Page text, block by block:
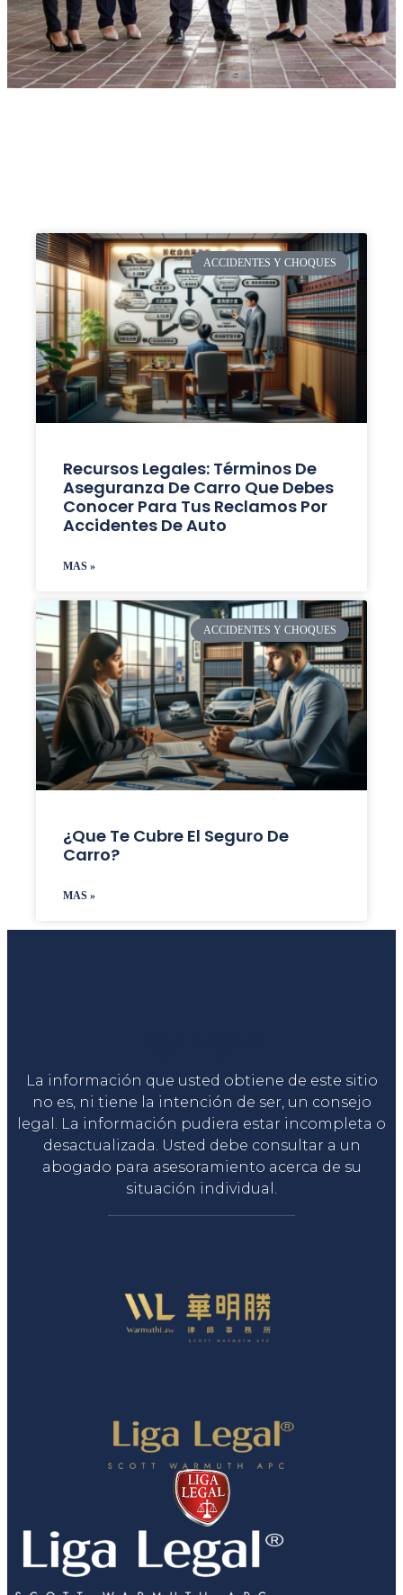
ACCIDENTES Y CHOQUES
Recursos Legales: Términos De
Aseguranza De Carro Que Debes
Conocer Para Tus Reclamos Por
Accidentes De Auto
MAS »
ACCIDENTES Y CHOQUES
¿Que Te Cubre El Seguro De
Carro?
MAS »
La información que usted obtiene de este sitio
no es, ni tiene la intención de ser, un consejo
legal. La información pudiera estar incompleta o
desactualizada. Usted debe consultar a un
abogado para asesoramiento acerca de su
situación individual.